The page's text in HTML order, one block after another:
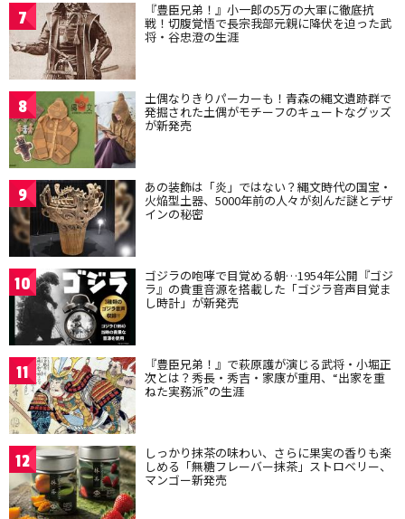
7 『豊臣兄弟！』小一郎の5万の大軍に徹底抗
戦！切腹覚悟で長宗我部元親に降伏を迫った武
将・谷忠澄の生涯
8 土偶なりきりパーカーも！青森の縄文遺跡群で
発掘された土偶がモチーフのキュートなグッズ
が新発売
9 あの装飾は「炎」ではない？縄文時代の国宝・
火焔型土器、5000年前の人々が刻んだ謎とデザ
インの秘密
10 ゴジラの咆哮で目覚める朝…1954年公開『ゴジ
ラ』の貴重音源を搭載した「ゴジラ音声目覚ま
し時計」が新発売
11 『豊臣兄弟！』で萩原護が演じる武将・小堀正
次とは？秀長・秀吉・家康が重用、“出家を重
ねた実務派”の生涯
12 しっかり抹茶の味わい、さらに果実の香りも楽
しめる「無糖フレーバー抹茶」ストロベリー、
マンゴー新発売